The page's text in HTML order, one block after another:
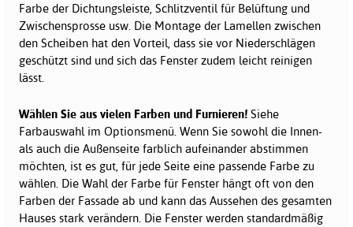
Farbe der Dichtungsleiste, Schlitzventil für Belüftung und
Zwischensprosse usw. Die Montage der Lamellen zwischen
den Scheiben hat den Vorteil, dass sie vor Niederschlägen
geschützt sind und sich das Fenster zudem leicht reinigen
lässt.
Wählen Sie aus vielen Farben und Furnieren! Siehe
Farbauswahl im Optionsmenü. Wenn Sie sowohl die Innen-
als auch die Außenseite farblich aufeinander abstimmen
möchten, ist es gut, für jede Seite eine passende Farbe zu
wählen. Die Wahl der Farbe für Fenster hängt oft von den
Farben der Fassade ab und kann das Aussehen des gesamten
Hauses stark verändern. Die Fenster werden standardmäßig